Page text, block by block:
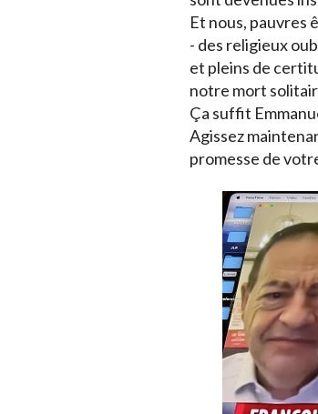
Et nous, pauvres
- des religieux
et pleins de
notre mort
Ça suffit
Agissez
promesse de